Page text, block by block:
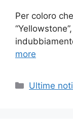
Per coloro
more
Categories
Ultime